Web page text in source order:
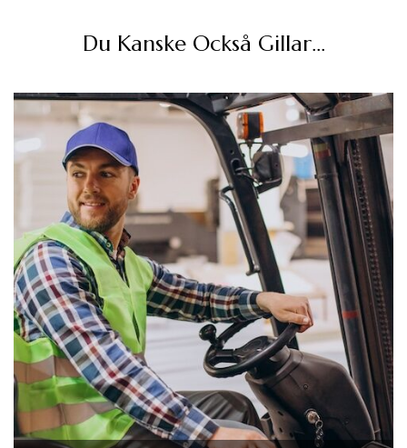
Du Kanske Också Gillar…